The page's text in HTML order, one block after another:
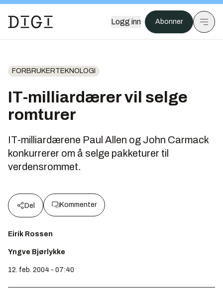
Logg inn Abonner
FORBRUKERTEKNOLOGI
IT-milliardærer vil selge
romturer
IT-milliardærene Paul Allen og John Carmack
konkurrerer om å selge pakketurer til
verdensrommet.
Del Kommenter
Eirik Rossen
Yngve Bjørlykke
12. feb. 2004 - 07:40